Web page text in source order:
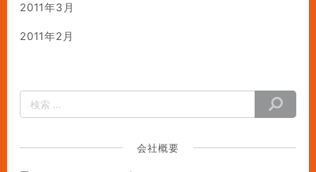
2011年3月
2011年2月
会社概要